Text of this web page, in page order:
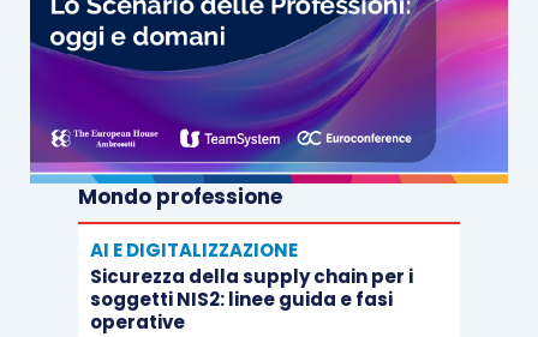
– per il rigetto del ricorso, confermando la non
impugnabilità dell’avviso di accertamento dopo la
sottoscrizione dell’accordo di adesione nel caso
in cui il contribuente non abbia proceduto al
versamento delquantumconcordato.
La Corte raggiunge tale conclusione nonostante
abbia essa stessa preso atto dell’esistenza di
giurisprudenza non sempre univoca sul punto,
Mondo professione
AI E DIGITALIZZAZIONE
Sicurezza della supply chain per i
soggetti NIS2: linee guida e fasi
operative